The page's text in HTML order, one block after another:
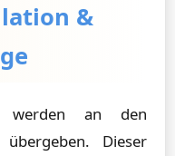
&
werden an den
übergeben. Dieser